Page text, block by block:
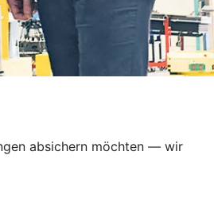
absichern möchten — wir